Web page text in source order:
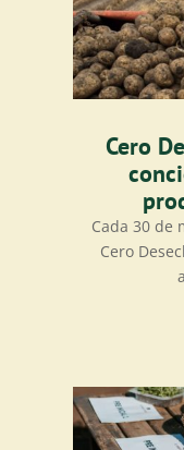
Cero
Cada 30 de
Cero